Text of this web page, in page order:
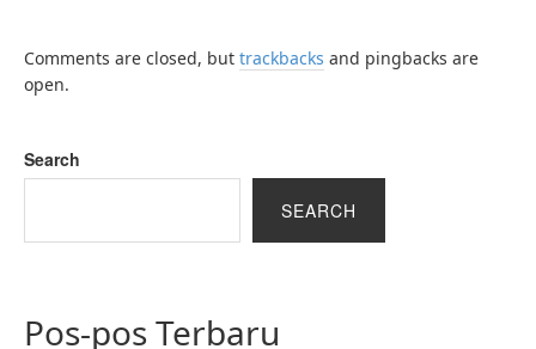
Comments are closed, but trackbacks and pingbacks are
open.
Search
SEARCH
Pos-pos Terbaru